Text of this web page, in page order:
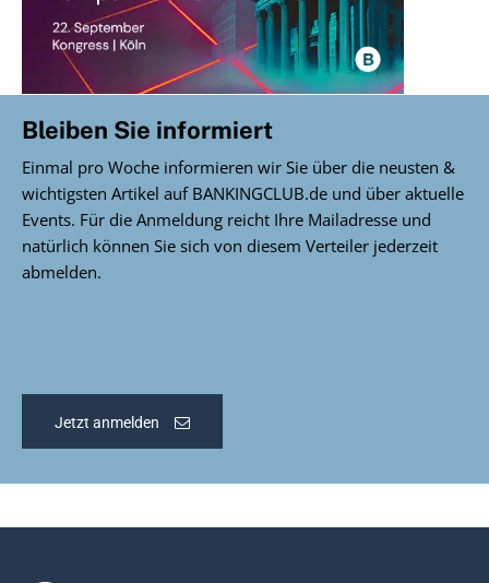
Bleiben Sie informiert
Einmal pro Woche informieren wir Sie über die neusten &
wichtigsten Artikel auf BANKINGCLUB.de und über aktuelle
Events. Für die Anmeldung reicht Ihre Mailadresse und
natürlich können Sie sich von diesem Verteiler jederzeit
abmelden.
Jetzt anmelden